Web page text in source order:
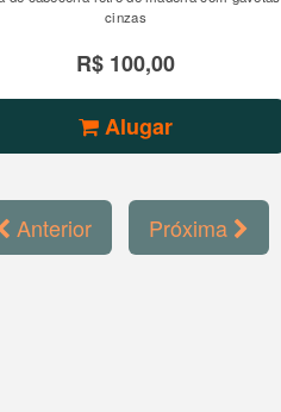
cinzas
R$ 100,00
Alugar
Anterior Próxima